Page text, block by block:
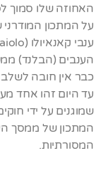
האחוזה שלו סמוך
הענבים (הבלנד)
כבר אין חובה לשלב
עד היום זהו אחד
שמוגנים על ידי
המתכון של ממסך
המסורתיות.